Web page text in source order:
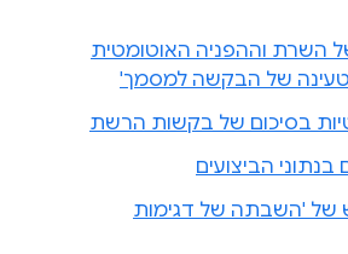
השרת וההפניה האוטומטית
של הבקשה למסמך'
בסיכום של בקשות הרשת
הביצועים
של 'השבתה של דגימות